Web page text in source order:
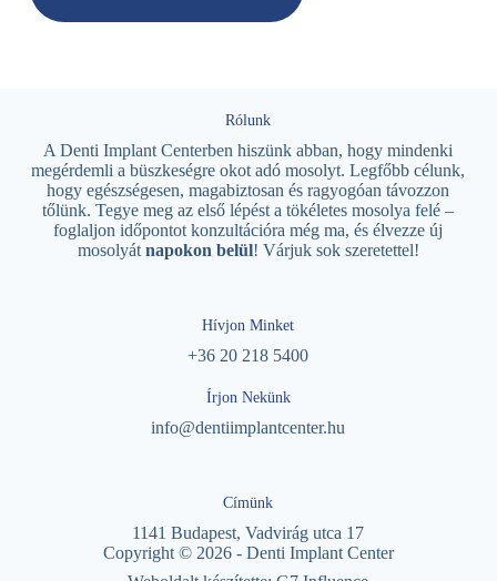
Rólunk
A Denti Implant Centerben hiszünk abban, hogy mindenki
megérdemli a büszkeségre okot adó mosolyt. Legfőbb célunk,
hogy egészségesen, magabiztosan és ragyogóan távozzon
tőlünk. Tegye meg az első lépést a tökéletes mosolya felé –
foglaljon időpontot konzultációra még ma, és élvezze új
mosolyát napokon belül! Várjuk sok szeretettel!
Hívjon Minket
+36 20 218 5400
Írjon Nekünk
info@dentiimplantcenter.hu
Címünk
1141 Budapest, Vadvirág utca 17
Copyright © 2026 - Denti Implant Center